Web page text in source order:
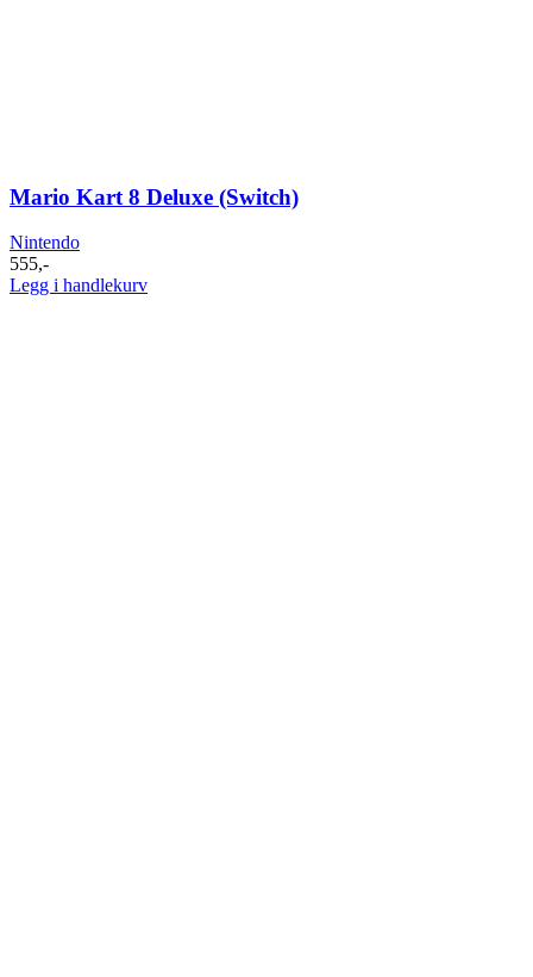
Mario Kart 8 Deluxe (Switch)
Nintendo
555,-
Legg i handlekurv